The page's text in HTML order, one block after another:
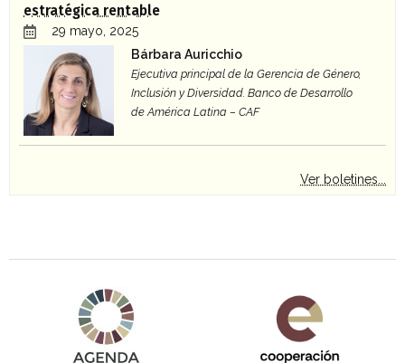
estratégica rentable
29 mayo, 2025
Bárbara Auricchio
Ejecutiva principal de la Gerencia de Género,
Inclusión y Diversidad. Banco de Desarrollo
de América Latina – CAF
Ver boletines...